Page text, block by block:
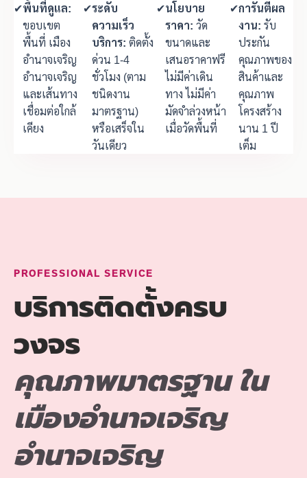
✔พื้นที่ดูแล:
ขอบเขต
พื้นที่ เมือง
อำนาจเจริญ
อำนาจเจริญ
และเส้นทาง
เชื่อมต่อใกล้
เคียง
✔ระดับ
ความเร็ว
บริการ: ติดตั้ง
ด่วน 1-4
ชั่วโมง (ตาม
ชนิดงาน
มาตรฐาน)
หรือเสร็จใน
วันเดียว
✔นโยบาย
ราคา: วัด
ขนาดและ
เสนอราคาฟรี
ไม่มีค่าเดิน
ทาง ไม่มีค่า
มัดจำล่วงหน้า
เมื่อวัดพื้นที่
✔การันตีผล
งาน: รับ
ประกัน
คุณภาพของ
สินค้าและ
คุณภาพ
โครงสร้าง
นาน 1 ปี
เต็ม
PROFESSIONAL SERVICE
บริการติดตั้งครบ
วงจร
คุณภาพมาตรฐาน ใน
เมืองอำนาจเจริญ
อำนาจเจริญ